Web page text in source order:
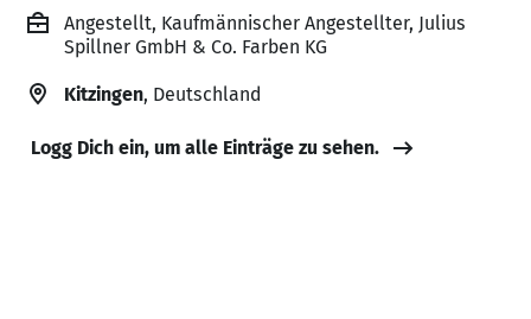
Angestellt, Kaufmännischer Angestellter, Julius
Spillner GmbH & Co. Farben KG
Kitzingen, Deutschland
Logg Dich ein, um alle Einträge zu sehen.